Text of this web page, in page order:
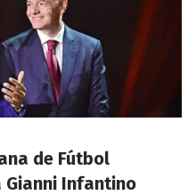
de Fútbol
Infantino